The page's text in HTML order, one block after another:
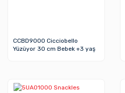
CCBD9000 Cicciobello
Yüzüyor 30 cm Bebek +3 yaş